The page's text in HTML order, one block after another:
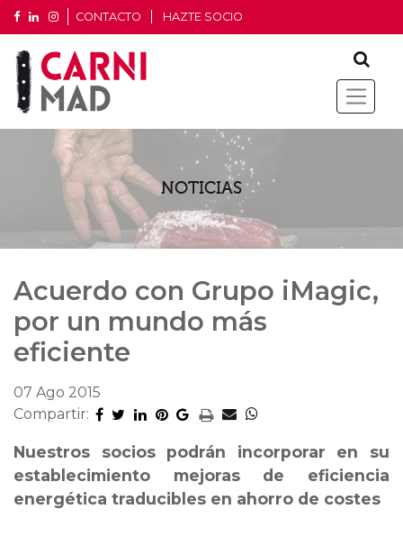
CONTACTO HAZTE SOCIO
NOTICIAS
Acuerdo con Grupo iMagic,
por un mundo más
eficiente
07 Ago 2015
Compartir:
Nuestros socios podrán incorporar en su
establecimiento mejoras de eficiencia
energética traducibles en ahorro de costes